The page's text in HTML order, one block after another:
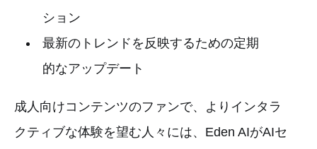
ション
最新のトレンドを反映するための定期
的なアップデート
成人向けコンテンツのファンで、よりインタラ
クティブな体験を望む人々には、Eden AIがAIセ